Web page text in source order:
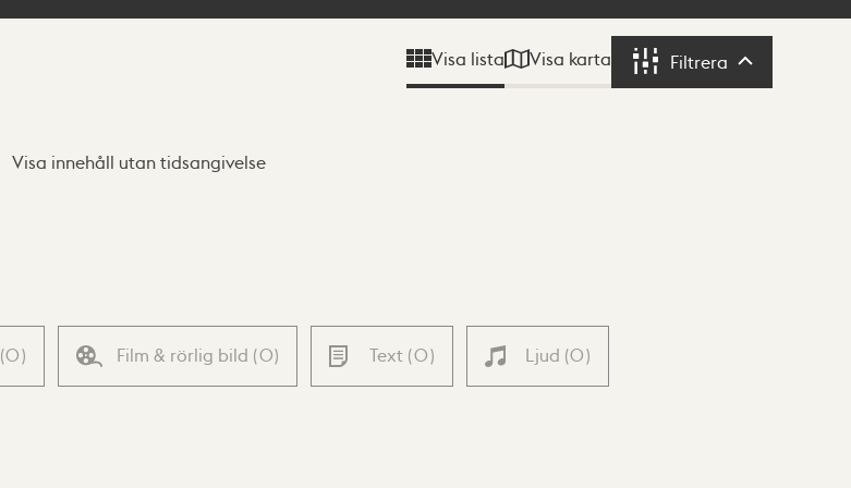
Visa lista Visa karta Filtrera Filtrera
Visa innehåll utan tidsangivelse
(0) Film & rörlig bild (0) Text (0) Ljud (0)